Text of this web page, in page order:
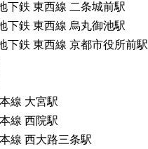
下鉄 東西線 二条城前駅
下鉄 東西線 烏丸御池駅
下鉄 東西線 京都市役所前駅
線 大宮駅
線 西院駅
線 西大路三条駅